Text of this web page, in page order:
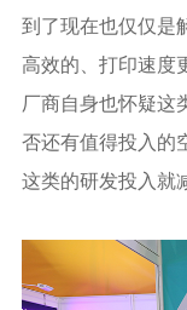
到了现在也仅仅是
高效的、打印速度
厂商自身也怀疑这
否还有值得投入的
这类的研发投入就